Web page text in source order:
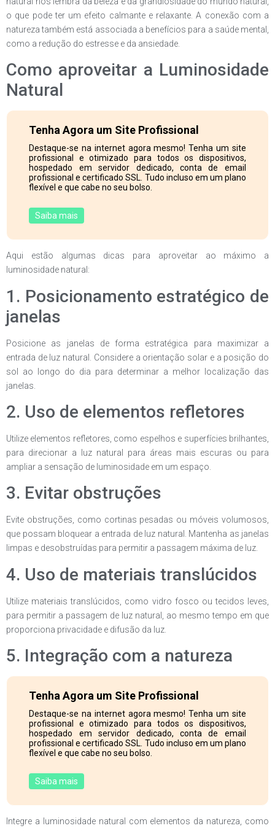
o que pode ter um efeito calmante e relaxante. A conexão com a
natureza também está associada a benefícios para a saúde mental,
como a redução do estresse e da ansiedade.
Como aproveitar a Luminosidade
Natural
Tenha Agora um Site Profissional
Destaque-se na internet agora mesmo! Tenha um site
profissional e otimizado para todos os dispositivos,
hospedado em servidor dedicado, conta de email
profissional e certificado SSL. Tudo incluso em um plano
flexível e que cabe no seu bolso.
Saiba mais
Aqui estão algumas dicas para aproveitar ao máximo a
luminosidade natural:
1. Posicionamento estratégico de
janelas
Posicione as janelas de forma estratégica para maximizar a
entrada de luz natural. Considere a orientação solar e a posição do
sol ao longo do dia para determinar a melhor localização das
janelas.
2. Uso de elementos refletores
Utilize elementos refletores, como espelhos e superfícies brilhantes,
para direcionar a luz natural para áreas mais escuras ou para
ampliar a sensação de luminosidade em um espaço.
3. Evitar obstruções
Evite obstruções, como cortinas pesadas ou móveis volumosos,
que possam bloquear a entrada de luz natural. Mantenha as janelas
limpas e desobstruídas para permitir a passagem máxima de luz.
4. Uso de materiais translúcidos
Utilize materiais translúcidos, como vidro fosco ou tecidos leves,
para permitir a passagem de luz natural, ao mesmo tempo em que
proporciona privacidade e difusão da luz.
5. Integração com a natureza
Tenha Agora um Site Profissional
Destaque-se na internet agora mesmo! Tenha um site
profissional e otimizado para todos os dispositivos,
hospedado em servidor dedicado, conta de email
profissional e certificado SSL. Tudo incluso em um plano
flexível e que cabe no seu bolso.
Saiba mais
Integre a luminosidade natural com elementos da natureza, como